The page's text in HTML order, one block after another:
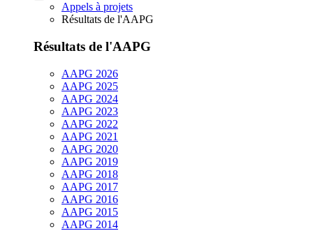
Appels à projets
Résultats de l'AAPG
Résultats de l'AAPG
AAPG 2026
AAPG 2025
AAPG 2024
AAPG 2023
AAPG 2022
AAPG 2021
AAPG 2020
AAPG 2019
AAPG 2018
AAPG 2017
AAPG 2016
AAPG 2015
AAPG 2014